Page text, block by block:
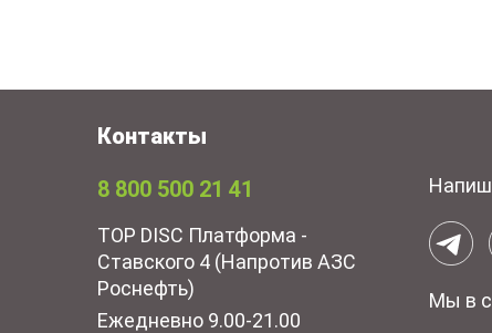
Контакты
8 800 500 21 41
TOP DISC Платформа -
Ставского 4 (Напротив АЗС
Роснефть)
Ежедневно 9.00-21.00
Мы в